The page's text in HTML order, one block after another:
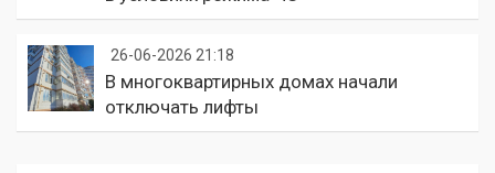
26-06-2026 21:18
В многоквартирных домах начали
отключать лифты